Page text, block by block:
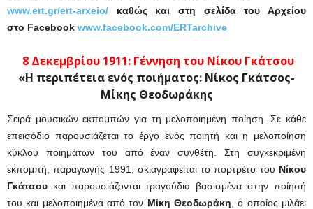
www.ert.gr/ert-arxeio/ καθώς και στη σελίδα του Αρχείου
στο Facebook www.facebook.com/ERTarchive
8 Δεκεμβρίου 1911: Γέννηση του Νίκου Γκάτσου
«Η περιπέτεια ενός ποιήματος: Νίκος Γκάτσος-
Μίκης Θεοδωράκης
Σειρά μουσικών εκπομπών για τη μελοποιημένη ποίηση. Σε κάθε
επεισόδιο παρουσιάζεται το έργο ενός ποιητή και η μελοποίηση
κύκλου ποιημάτων του από έναν συνθέτη. Στη συγκεκριμένη
εκπομπή, παραγωγής 1991, σκιαγραφείται το πορτρέτο του Νίκου
Γκάτσου και παρουσιάζονται τραγούδια βασισμένα στην ποίησή
του και μελοποιημένα από τον Μίκη Θεοδωράκη , ο οποίος μιλάει